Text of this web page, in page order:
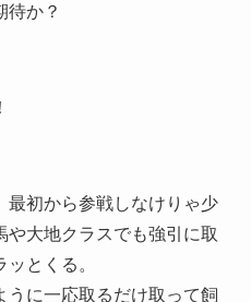
待か？
最初から参戦しなけりゃ少
や大地クラスでも強引に取
とくる。
うに一応取るだけ取って飼